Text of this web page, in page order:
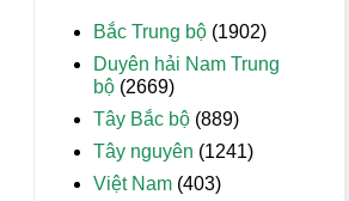
Bắc Trung bộ (1902)
Duyên hải Nam Trung
bộ (2669)
Tây Bắc bộ (889)
Tây nguyên (1241)
Việt Nam (403)